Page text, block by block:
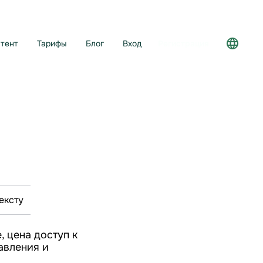
Тарифы Блог Вход
цена доступ к
и